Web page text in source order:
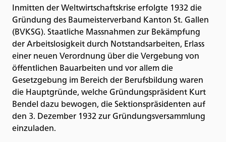
Inmitten der Weltwirtschaftskrise erfolgte 1932 die
Gründung des Baumeisterverband Kanton St. Gallen
(BVKSG). Staatliche Massnahmen zur Bekämpfung
der Arbeitslosigkeit durch Notstandsarbeiten, Erlass
einer neuen Verordnung über die Vergebung von
öffentlichen Bauarbeiten und vor allem die
Gesetzgebung im Bereich der Berufsbildung waren
die Hauptgründe, welche Gründungspräsident Kurt
Bendel dazu bewogen, die Sektionspräsidenten auf
den 3. Dezember 1932 zur Gründungsversammlung
einzuladen.